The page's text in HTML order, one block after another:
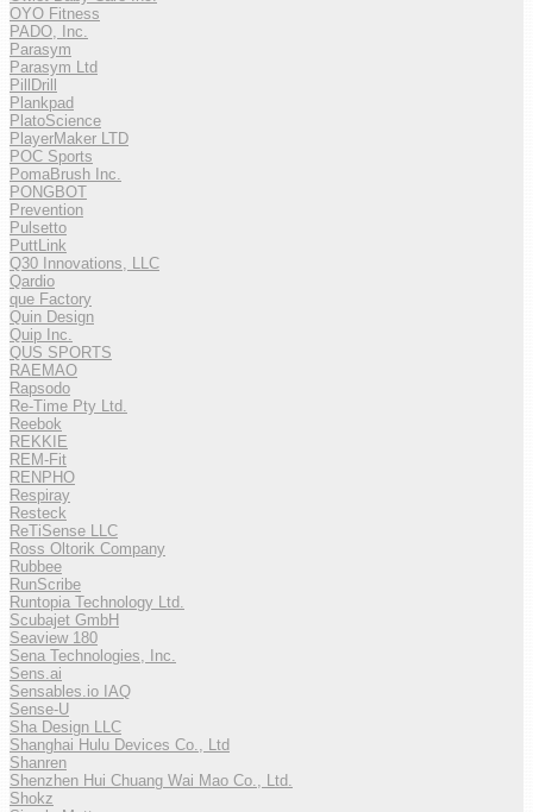
OYO Fitness
PADO, Inc.
Parasym
Parasym Ltd
PillDrill
Plankpad
PlatoScience
PlayerMaker LTD
POC Sports
PomaBrush Inc.
PONGBOT
Prevention
Pulsetto
PuttLink
Q30 Innovations, LLC
Qardio
que Factory
Quin Design
Quip Inc.
QUS SPORTS
RAEMAO
Rapsodo
Re-Time Pty Ltd.
Reebok
REKKIE
REM-Fit
RENPHO
Respiray
Resteck
ReTiSense LLC
Ross Oltorik Company
Rubbee
RunScribe
Runtopia Technology Ltd.
Scubajet GmbH
Seaview 180
Sena Technologies, Inc.
Sens.ai
Sensables.io IAQ
Sense-U
Sha Design LLC
Shanghai Hulu Devices Co., Ltd
Shanren
Shenzhen Hui Chuang Wai Mao Co., Ltd.
Shokz